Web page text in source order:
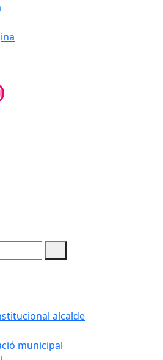
alcalde
municipal